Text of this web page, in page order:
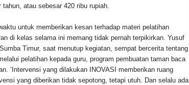
atau sebesar 420 ribu rupiah.
untuk memberikan kesan terhadap materi pelatihan
di kelas selama ini memang tidak pernah terpikirkan. Yusuf
Timur, saat menutup kegiatan, sempat bercerita tentang
pelatihan kepada guru, program pembuatan taman baca
‘Intervensi yang dilakukan INOVASI memberikan ruang
yang diberikan tidak sepotong, tetapi utuh. Dan selalu ada